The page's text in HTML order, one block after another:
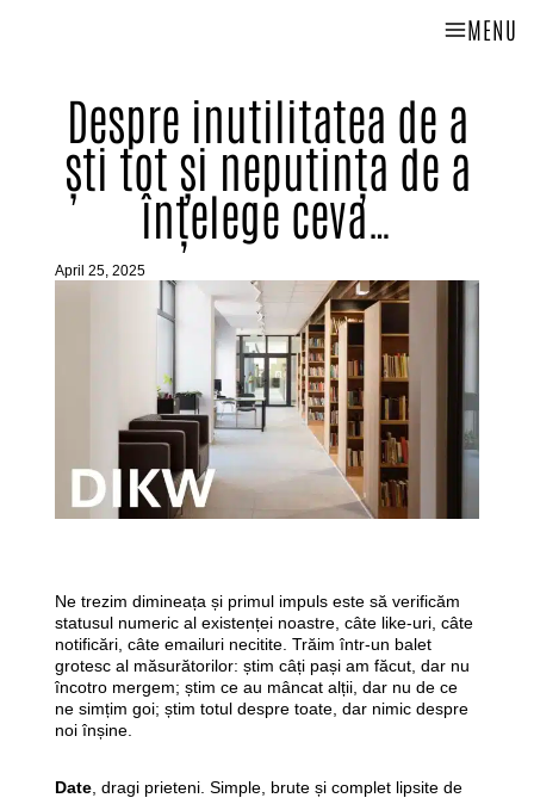
MENU
Despre inutilitatea de a
ști tot și neputința de a
înțelege ceva…
April 25, 2025
Ne trezim dimineața și primul impuls este să verificăm
statusul numeric al existenței noastre, câte like-uri, câte
notificări, câte emailuri necitite. Trăim într-un balet
grotesc al măsurătorilor: știm câți pași am făcut, dar nu
încotro mergem; știm ce au mâncat alții, dar nu de ce
ne simțim goi; știm totul despre toate, dar nimic despre
noi înșine.
Date, dragi prieteni. Simple, brute și complet lipsite de